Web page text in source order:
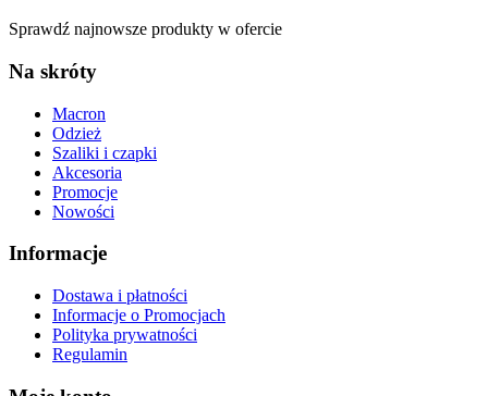
Sprawdź najnowsze produkty w ofercie
Na skróty
Macron
Odzież
Szaliki i czapki
Akcesoria
Promocje
Nowości
Informacje
Dostawa i płatności
Informacje o Promocjach
Polityka prywatności
Regulamin